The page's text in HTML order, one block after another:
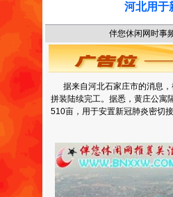
河北用于
伴您休闲网时
据来自河北石家庄市的消息
拼装陆续完工。据悉，黄庄公寓
510亩，用于安置新冠肺炎密切